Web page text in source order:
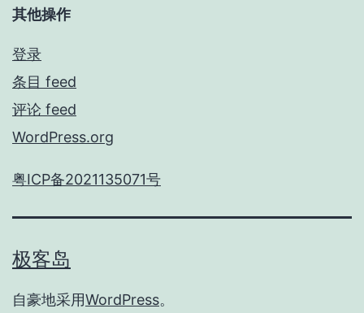
其他操作
登录
条目 feed
评论 feed
WordPress.org
粤ICP备2021135071号
极客岛
自豪地采用WordPress。